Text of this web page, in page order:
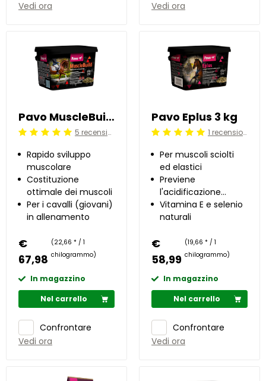
Vedi ora Vedi ora
Pavo MuscleBuild 3 kg
Beoordeling: 5/5 5 recensioni
Rapido sviluppo
muscolare
Costituzione
ottimale dei muscoli
Per i cavalli (giovani)
in allenamento
€
67,98
(22,66 * / 1
chilogrammo)
In magazzino
Nel carrello
Confrontare
Vedi ora
Pavo Eplus 3 kg
Beoordeling: 5/5 1 recensioni
Per muscoli sciolti
ed elastici
Previene
l'acidificazione
muscolare
Vitamina E e selenio
naturali
€
58,99
(19,66 * / 1
chilogrammo)
In magazzino
Nel carrello
Confrontare
Vedi ora